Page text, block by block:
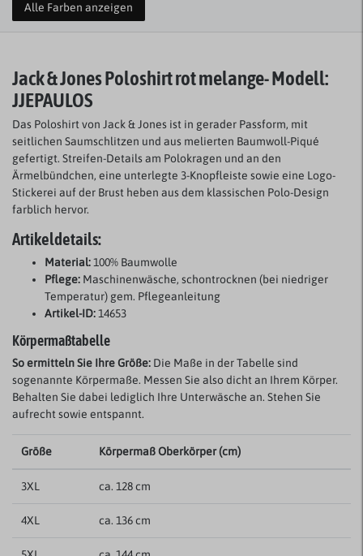
Alle Farben anzeigen
Jack & Jones Poloshirt rot melange- Modell:
JJEPAULOS
Das Poloshirt von Jack & Jones ist in gerader Passform, mit
seitlichen Saumschlitzen und aus melierten Baumwoll-Piqué
gefertigt. Streifen-Details am Polokragen und an den
Ärmelbündchen, eine unterlegte 3-Knopfleiste sowie eine Logo-
Stickerei auf der Brust heben aus dem klassischen Polo-Design
farblich hervor.
Artikeldetails:
Material:100% Baumwolle
Pflege: Maschinenwäsche, schontrocknen (bei niedriger
Temperatur) gem. Pflegeanleitung
Artikel-ID:14653
Körpermaßtabelle
So ermitteln Sie Ihre Größe: Die Maße in der Tabelle sind
sogenannte Körpermaße. Messen Sie also dicht an Ihrem Körper.
Behalten Sie dabei lediglich Ihre Unterwäsche an. Stehen Sie
aufrecht sowie entspannt.
Größe Körpermaß Oberkörper (cm)
3XL ca. 128 cm
4XL ca. 136 cm